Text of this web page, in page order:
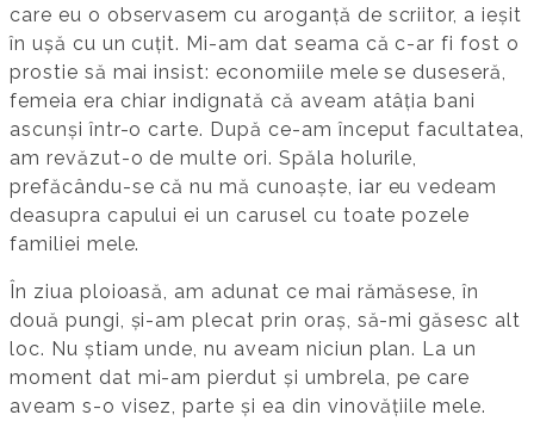
care eu o observasem cu aroganță de scriitor, a ieșit
în ușă cu un cuțit. Mi-am dat seama că c-ar fi fost o
prostie să mai insist: economiile mele se duseseră,
femeia era chiar indignată că aveam atâția bani
ascunși într-o carte. După ce-am început facultatea,
am revăzut-o de multe ori. Spăla holurile,
prefăcându-se că nu mă cunoaște, iar eu vedeam
deasupra capului ei un carusel cu toate pozele
familiei mele.
În ziua ploioasă, am adunat ce mai rămăsese, în
două pungi, și-am plecat prin oraș, să-mi găsesc alt
loc. Nu știam unde, nu aveam niciun plan. La un
moment dat mi-am pierdut și umbrela, pe care
aveam s-o visez, parte și ea din vinovățiile mele.